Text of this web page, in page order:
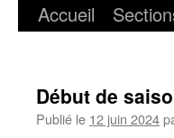
Accueil
Début de
Publié le 12 juin 2024